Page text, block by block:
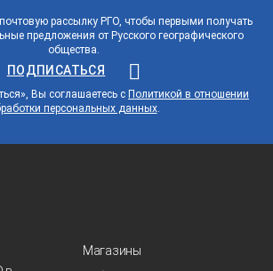
рассылку РГО, чтобы первыми получать
предложения от Русского географического
общества.
ПОДПИСАТЬСЯ
Вы соглашаетесь с Политикой в отношении
персональных данных.
Магазины